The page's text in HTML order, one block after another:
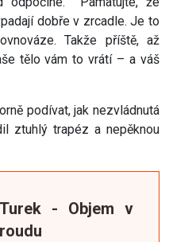
dobře v zrcadle. Je to
Takže příště, až
tělo vám to vrátí – a váš
podívat, jak nezvládnutá
ztuhlý trapéz a nepěknou
- Objem v